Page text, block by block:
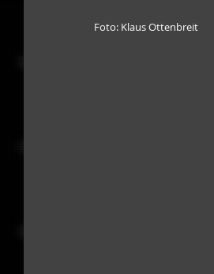
Foto: Klaus Ottenbreit